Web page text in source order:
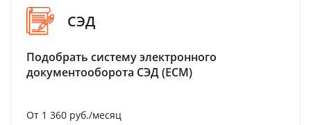
СЭД
Подобрать систему электронного
документооборота СЭД (ECM)
От 1 360 руб./месяц